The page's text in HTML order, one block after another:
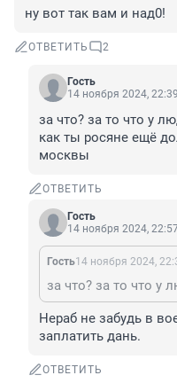
ну вот так вам и над0!
ОТВЕТИТЬ 2
Гость
14 ноября 2024, 22:39
за что? за то что у
как ты росяне ещё
москвы
ОТВЕТИТЬ
Гость
14 ноября 2024,
Гость14 ноября 2024,
Нераб не забудь в
заплатить дань.
ОТВЕТИТЬ